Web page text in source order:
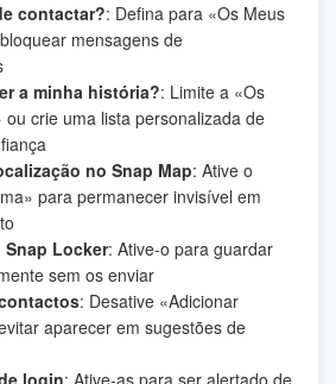
contactar?: Defina para «Os Meus
mensagens de
a minha história?: Limite a «Os
ou crie uma lista personalizada de
no Snap Map: Ative o
para permanecer invisível em
Snap Locker: Ative-o para guardar
sem os enviar
: Desative «Adicionar
aparecer em sugestões de